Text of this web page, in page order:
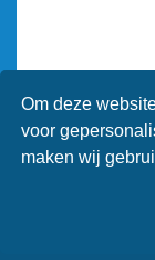
Om deze
voor
maken wij
©